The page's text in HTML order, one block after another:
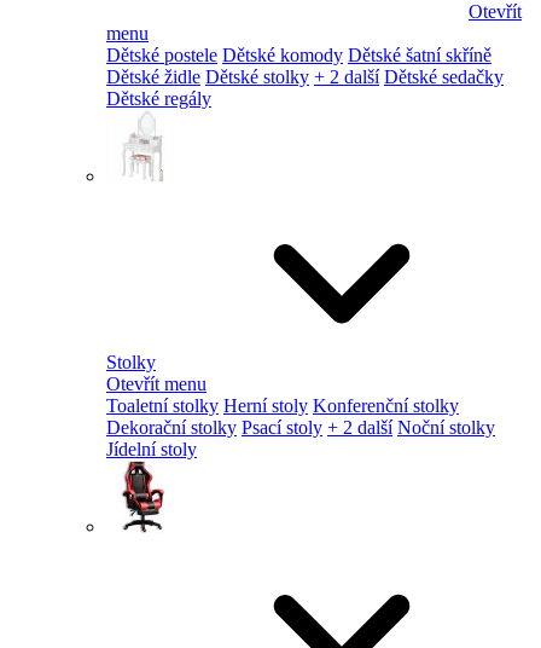
Otevřít
menu
Dětské postele Dětské komody Dětské šatní skříně
Dětské židle Dětské stolky + 2 další Dětské sedačky
Dětské regály
Stolky
Otevřít menu
Toaletní stolky Herní stoly Konferenční stolky
Dekorační stolky Psací stoly + 2 další Noční stolky
Jídelní stoly